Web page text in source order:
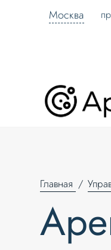
Москва
Главная